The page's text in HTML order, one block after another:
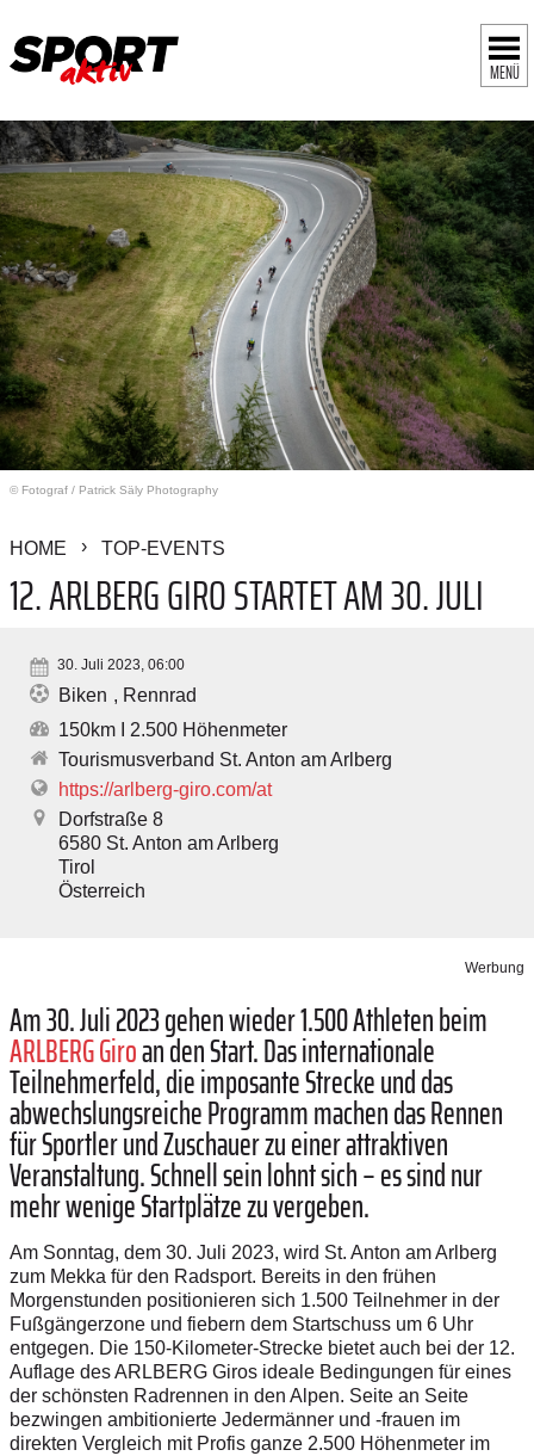
MENÜ
© Fotograf / Patrick Säly Photography
HOME TOP-EVENTS
12. ARLBERG GIRO STARTET AM 30. JULI
30. Juli 2023, 06:00
Biken
Rennrad
150km I 2.500 Höhenmeter
Tourismusverband St. Anton am Arlberg
https://arlberg-giro.com/at
Dorfstraße 8
6580 St. Anton am Arlberg
Tirol
Österreich
Werbung
Am 30. Juli 2023 gehen wieder 1.500 Athleten beim
ARLBERG Giroan den Start. Das internationale
Teilnehmerfeld, die imposante Strecke und das
abwechslungsreiche Programm machen das Rennen
für Sportler und Zuschauer zu einer attraktiven
Veranstaltung. Schnell sein lohnt sich – es sind nur
mehr wenige Startplätze zu vergeben.
Am Sonntag, dem 30. Juli 2023, wird St. Anton am Arlberg
zum Mekka für den Radsport. Bereits in den frühen
Morgenstunden positionieren sich 1.500 Teilnehmer in der
Fußgängerzone und fiebern dem Startschuss um 6 Uhr
entgegen. Die 150-Kilometer-Strecke bietet auch bei der 12.
Auflage des ARLBERG Giros ideale Bedingungen für eines
der schönsten Radrennen in den Alpen. Seite an Seite
bezwingen ambitionierte Jedermänner und -frauen im
direkten Vergleich mit Profis ganze 2.500 Höhenmeter im